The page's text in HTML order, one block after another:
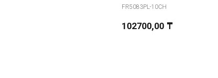
FR5083PL-10CH
102700,00 ₸